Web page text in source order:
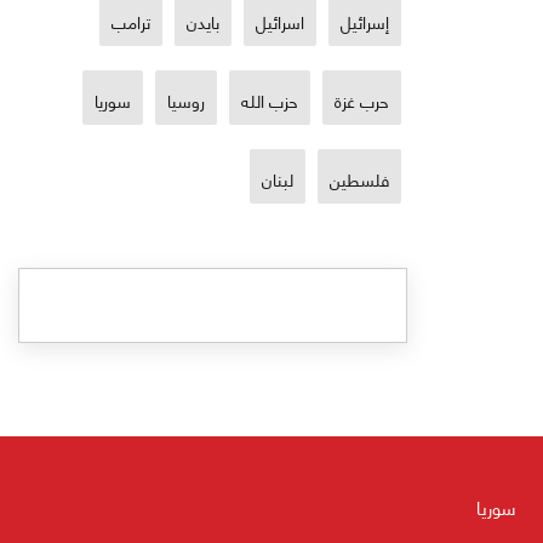
إسرائيل اسرائيل بايدن ترامب
حرب غزة حزب الله روسيا سوريا
فلسطين لبنان
سوريا